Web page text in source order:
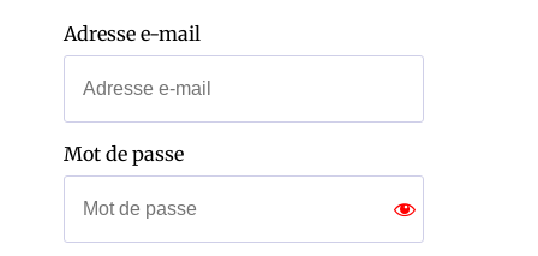
Adresse e-mail
Mot de passe